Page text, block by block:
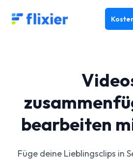
Flixier logo - Home
bearbeiten
Füge deine Lieblingsclips in